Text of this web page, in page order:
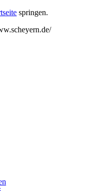
springen.